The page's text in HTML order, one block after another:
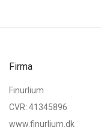
Firma
Finurlium
CVR: 41345896
www.finurlium.dk